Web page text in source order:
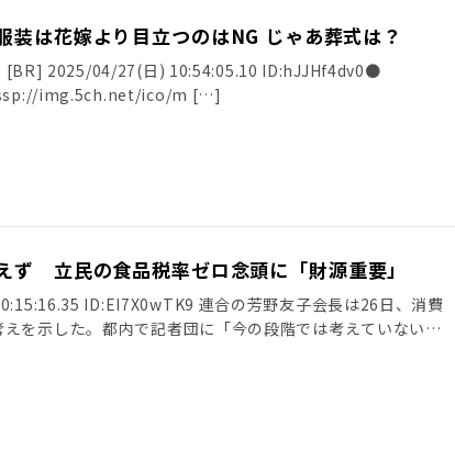
結婚式においてゲストの服装は花嫁より目立つのはNG じゃあ葬式は？
[BR] 2025/04/27(日) 10:54:05.10 ID:hJJHf4dv0●
img.5ch.net/ico/m […]
ず 立民の食品税率ゼロ念頭に「財源重要」
ID:EI7X0wTK9 連合の芳野友子会長は26日、消費
を示した。都内で記者団に「今の段階では考えていない」